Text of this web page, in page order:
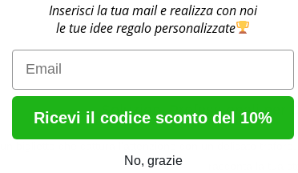
Soluzioni Professionali per
biglietto che cattura l’attenzione con un delicato
racconta la tua
Inserisci la tua mail e realizza con noi
le tue idee regalo personalizzate
Email
Ricevi il codice sconto del 10%
No, grazie